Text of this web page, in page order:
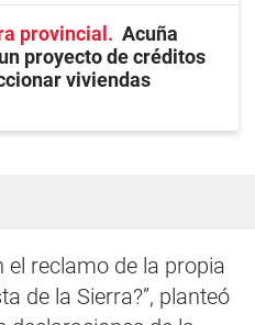
provincial
Acuña
proyecto de créditos
viviendas
el reclamo de la propia
de la Sierra?”, planteó